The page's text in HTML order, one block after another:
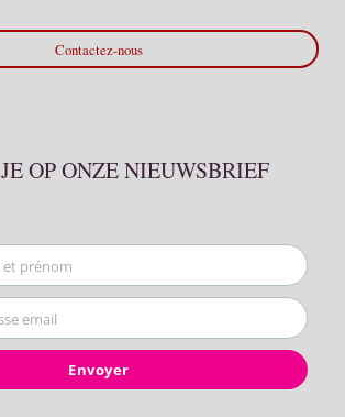
Contactez-nous
OP ONZE NIEUWSBRIEF
prénom
email
Envoyer